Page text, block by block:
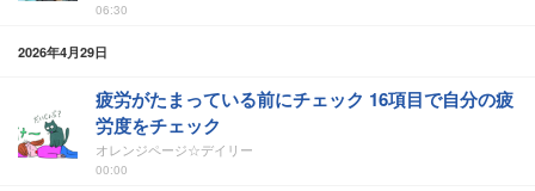
06:30
2026年4月29日
疲労がたまっている前にチェック 16項目で自分の疲
労度をチェック
オレンジページ☆デイリー
00:00